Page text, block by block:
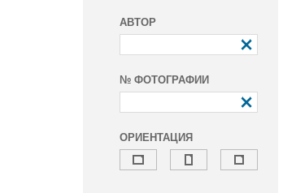
АВТОР
№ ФОТОГРАФИИ
ОРИЕНТАЦИЯ